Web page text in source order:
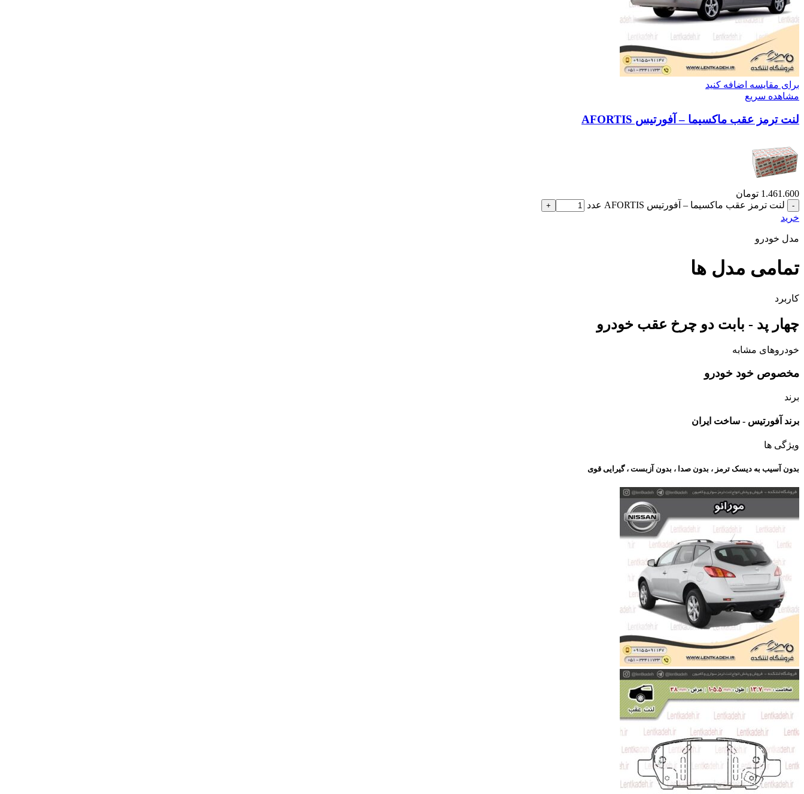
برای مقایسه اضافه کنید
مشاهده سریع
لنت ترمز عقب ماکسیما – آفورتیس AFORTIS
1.461.600 تومان
لنت ترمز عقب ماکسیما – آفورتیس AFORTIS عدد
خرید
مدل خودرو
تمامی مدل ها
کاربرد
چهار پد - بابت دو چرخ عقب خودرو
خودروهای مشابه
مخصوص خود خودرو
برند
برند آفورتیس - ساخت ایران
ویژگی ها
بدون آسیب به دیسک ترمز ، بدون صدا ، بدون آزبست ، گیرایی قوی​